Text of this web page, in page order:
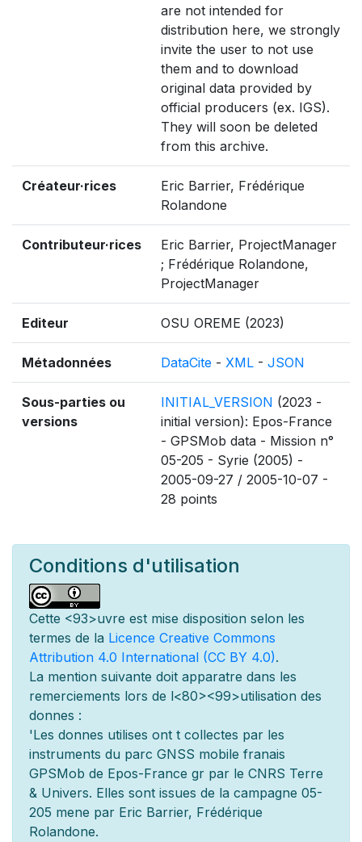
are not intended for
distribution here, we strongly
invite the user to not use
them and to download
original data provided by
official producers (ex. IGS).
They will soon be deleted
from this archive.
Créateur·rices
Eric Barrier, Frédérique
Rolandone
Contributeur·rices
Eric Barrier, ProjectManager
; Frédérique Rolandone,
ProjectManager
Editeur OSU OREME (2023)
Métadonnées DataCite - XML - JSON
Sous-parties ou
versions
INITIAL_VERSION (2023 -
initial version): Epos-France
- GPSMob data - Mission n°
05-205 - Syrie (2005) -
2005-09-27 / 2005-10-07 -
28 points
Conditions d'utilisation
Cette <93>uvre est mise disposition selon les
termes de la Licence Creative Commons
Attribution 4.0 International (CC BY 4.0).
La mention suivante doit apparatre dans les
remerciements lors de l<80><99>utilisation des
donnes :
'Les donnes utilises ont t collectes par les
instruments du parc GNSS mobile franais
GPSMob de Epos-France gr par le CNRS Terre
& Univers. Elles sont issues de la campagne 05-
205 mene par Eric Barrier, Frédérique
Rolandone.